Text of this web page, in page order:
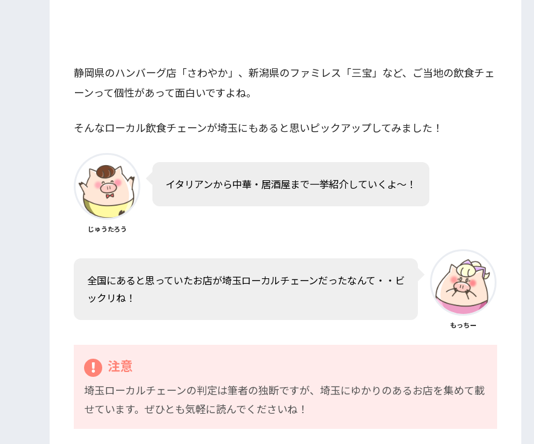
静岡県のハンバーグ店「さわやか」、新潟県のファミレス「三宝」など、ご当地の飲食チェ
ーンって個性があって面白いですよね。
そんなローカル飲食チェーンが埼玉にもあると思いピックアップしてみました！
じゅうたろう
イタリアンから中華・居酒屋まで一挙紹介していくよ〜！
全国にあると思っていたお店が埼玉ローカルチェーンだったなんて・・ビ
ックリね！
もっちー
注意
埼玉ローカルチェーンの判定は筆者の独断ですが、埼玉にゆかりのあるお店を集めて載
せています。ぜひとも気軽に読んでくださいね！